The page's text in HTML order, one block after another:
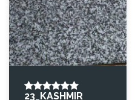
23_KASHMIR